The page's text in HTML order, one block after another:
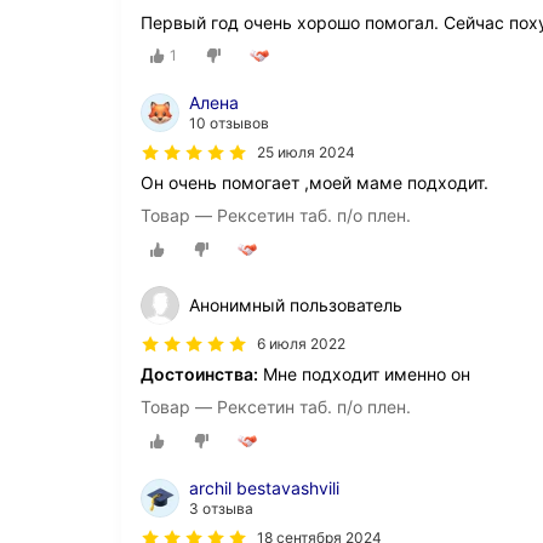
Первый год очень хорошо помогал. Сейчас
1
Алена
10 отзывов
25 июля 2024
Он очень помогает ,моей маме подходит.
Товар — Рексетин таб. п/о плен.
Анонимный пользователь
6 июля 2022
Достоинства: Мне подходит именно он
Товар — Рексетин таб. п/о плен.
archil bestavashvili
3 отзыва
18 сентября 2024